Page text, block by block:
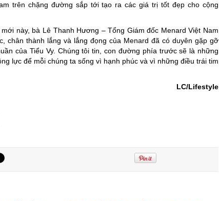
trên chặng đường sắp tới tạo ra các giá trị tốt đẹp cho cộng
này, bà Lê Thanh Hương – Tổng Giám đốc Menard Việt Nam
chân thành lắng và lắng đọng của Menard đã có duyên gặp gỡ
của Tiểu Vy. Chúng tôi tin, con đường phía trước sẽ là những
lực để mỗi chúng ta sống vì hạnh phúc và vì những điều trái tim
LC/Lifestyle